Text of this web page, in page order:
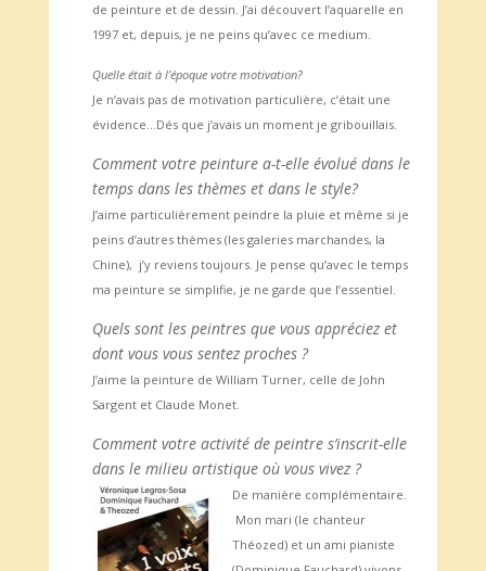
de peinture et de dessin. J’ai découvert l’aquarelle en
1997 et, depuis, je ne peins qu’avec ce medium.
Quelle était à l’époque votre motivation?
Je n’avais pas de motivation particulière, c’était une
évidence…Dés que j’avais un moment je gribouillais.
Comment votre peinture a-t-elle évolué dans le
temps dans les thèmes et dans le style?
J’aime particulièrement peindre la pluie et même si je
peins d’autres thèmes (les galeries marchandes, la
Chine), j’y reviens toujours. Je pense qu’avec le temps
ma peinture se simplifie, je ne garde que l’essentiel.
Quels sont les peintres que vous appréciez et
dont vous vous sentez proches ?
J’aime la peinture de William Turner, celle de John
Sargent et Claude Monet.
Comment votre activité de peintre s’inscrit-elle
dans le milieu artistique où vous vivez ?
De manière complémentaire.
Mon mari (le chanteur
Théozed) et un ami pianiste